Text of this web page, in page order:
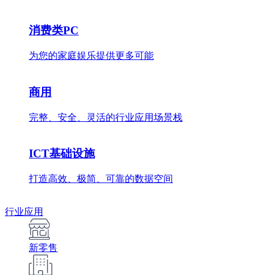
消费类PC
为您的家庭娱乐提供更多可能
商用
完整、安全、灵活的行业应用场景栈
ICT基础设施
打造高效、极简、可靠的数据空间
行业应用
新零售